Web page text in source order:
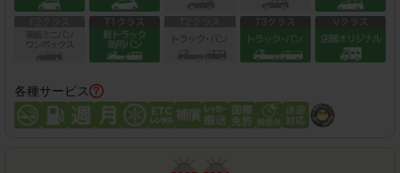
各種サービス